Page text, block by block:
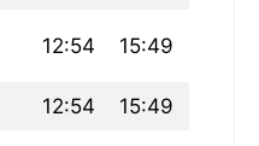
12:54 15:49
12:54 15:49